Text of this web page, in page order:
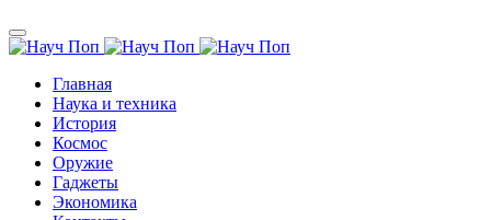
Главная
Наука и техника
История
Космос
Оружие
Гаджеты
Экономика